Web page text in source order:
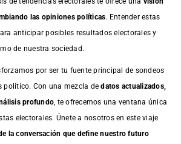
las opiniones políticas. Entender estas
anticipar posibles resultados electorales y
de nuestra sociedad.
por ser tu fuente principal de sondeos
político. Con una mezcla dedatos actualizados,
profundo , te ofrecemos una ventana única
electorales. Únete a nosotros en este viaje
la conversación que define nuestro futuro